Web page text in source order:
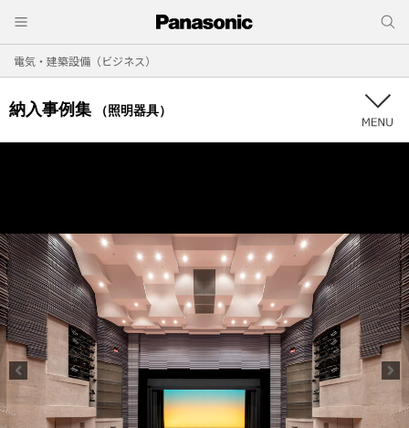
電気・建築設備（ビジネス）
納入事例集 （照明器具）